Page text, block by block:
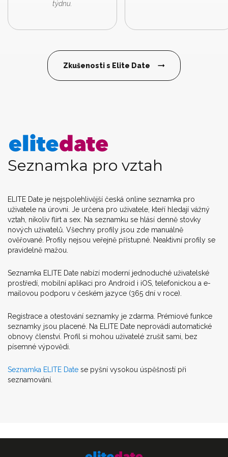
týdnu.
Zkušenosti s Elite Date
Seznamka pro vztah
ELITE Date je nejspolehlivější česká online seznamka pro
uživatele na úrovni. Je určena pro uživatele, kteří hledají vážný
vztah, nikoliv flirt a sex. Na seznamku se hlásí denně stovky
nových uživatelů. Všechny profily jsou zde manuálně
ověřované. Profily nejsou veřejně přístupné. Neaktivní profily se
pravidelně mažou.
Seznamka ELITE Date nabízí moderní jednoduché uživatelské
prostředí, mobilní aplikaci pro Android i iOS, telefonickou a e-
mailovou podporu v českém jazyce (365 dní v roce).
Registrace a otestování seznamky je zdarma. Prémiové funkce
seznamky jsou placené. Na ELITE Date neprovádí automatické
obnovy členství. Profil si mohou uživatelé zrušit sami, bez
písemné výpovědi.
Seznamka ELITE Date se pyšní vysokou úspěšností při
seznamování.